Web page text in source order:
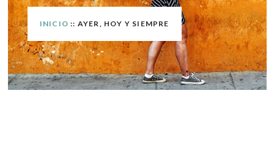
INICIO :: AYER, HOY Y SIEMPRE